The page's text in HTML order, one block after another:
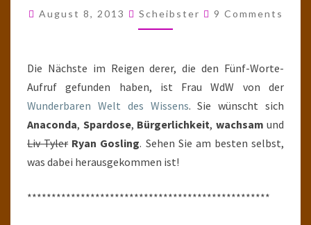
WENN
MAN
SCHLANGEN
LINIEN
FÄHRT
August 8, 2013 Scheibster Comments
9 Comments
Die Nächste im Reigen derer, die den Fünf-Worte-
Aufruf gefunden haben, ist Frau WdW von der
Wunderbaren Welt des Wissens. Sie wünscht sich
Anaconda, Spardose, Bürgerlichkeit, wachsam und
Liv Tyler Ryan Gosling. Sehen Sie am besten selbst,
was dabei herausgekommen ist!
**************************************************